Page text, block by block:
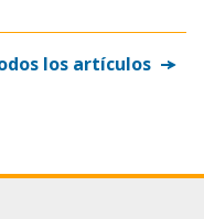
los artículos